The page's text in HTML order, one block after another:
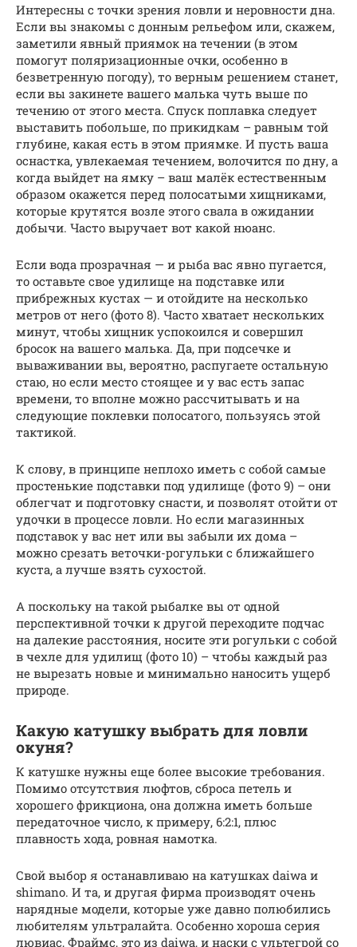
Интересны с точки зрения ловли и неровности дна.
Если вы знакомы с донным рельефом или, скажем,
заметили явный приямок на течении (в этом
помогут поляризационные очки, особенно в
безветренную погоду), то верным решением станет,
если вы закинете вашего малька чуть выше по
течению от этого места. Спуск поплавка следует
выставить побольше, по прикидкам – равным той
глубине, какая есть в этом приямке. И пусть ваша
оснастка, увлекаемая течением, волочится по дну, а
когда выйдет на ямку – ваш малёк естественным
образом окажется перед полосатыми хищниками,
которые крутятся возле этого свала в ожидании
добычи. Часто выручает вот какой нюанс.
Если вода прозрачная — и рыба вас явно пугается,
то оставьте свое удилище на подставке или
прибрежных кустах — и отойдите на несколько
метров от него (фото 8). Часто хватает нескольких
минут, чтобы хищник успокоился и совершил
бросок на вашего малька. Да, при подсечке и
вываживании вы, вероятно, распугаете остальную
стаю, но если место стоящее и у вас есть запас
времени, то вполне можно рассчитывать и на
следующие поклевки полосатого, пользуясь этой
тактикой.
К слову, в принципе неплохо иметь с собой самые
простенькие подставки под удилище (фото 9) – они
облегчат и подготовку снасти, и позволят отойти от
удочки в процессе ловли. Но если магазинных
подставок у вас нет или вы забыли их дома –
можно срезать веточки-рогульки с ближайшего
куста, а лучше взять сухостой.
А поскольку на такой рыбалке вы от одной
перспективной точки к другой переходите подчас
на далекие расстояния, носите эти рогульки с собой
в чехле для удилищ (фото 10) – чтобы каждый раз
не вырезать новые и минимально наносить ущерб
природе.
Какую катушку выбрать для ловли
окуня?
К катушке нужны еще более высокие требования.
Помимо отсутствия люфтов, сброса петель и
хорошего фрикциона, она должна иметь больше
передаточное число, к примеру, 6:2:1, плюс
плавность хода, ровная намотка.
Свой выбор я останавливаю на катушках daiwa и
shimano. И та, и другая фирма производят очень
нарядные модели, которые уже давно полюбились
любителям ультралайта. Особенно хороша серия
лювиас, Фраймс, это из daiwa, и наски с ультегрой со